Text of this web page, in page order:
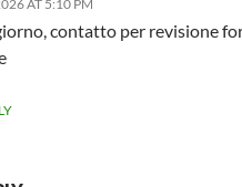
AT 5:10 PM
contatto per revisione